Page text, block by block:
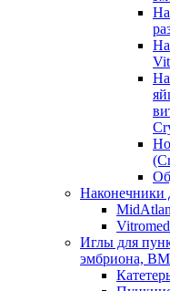
Наконечники
Vitromed
Иглы для
эмбриона,